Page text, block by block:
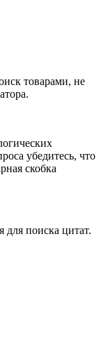
товарами, не
убедитесь, что
скобка
поиска цитат.